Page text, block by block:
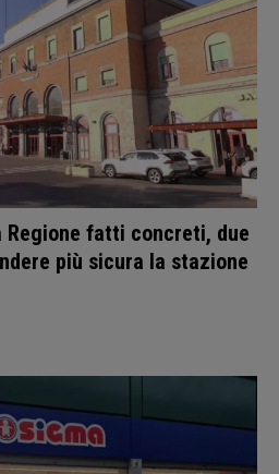
Regione fatti concreti, due
più sicura la stazione